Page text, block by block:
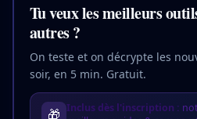
Tu veux les meilleurs
autres ?
On teste et on décrypte les
soir, en 5 min. Gratuit.
🎁 Inclus dès l'inscription :